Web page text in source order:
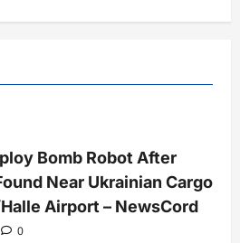
Bomb Robot After
Near Ukrainian Cargo
Airport – NewsCord
0